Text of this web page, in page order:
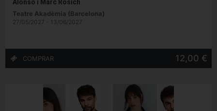
Alonso i Marc Rosich
Teatre Akadèmia (Barcelona)
27/05/2027 - 13/06/2027
12,00 €